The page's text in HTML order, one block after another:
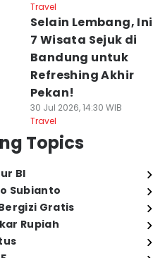
Travel
Selain Lembang, Ini
7 Wisata Sejuk di
Bandung untuk
Refreshing Akhir
Pekan!
30 Jul 2026, 14:30 WIB
Travel
Topics
BI
Subianto
Gratis
Rupiah